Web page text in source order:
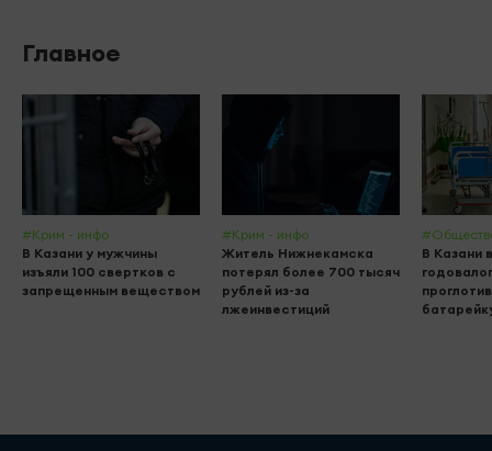
Главное
#Крим - инфо
В Казани у мужчины
изъяли 100 свертков с
запрещенным веществом
#Крим - инфо
Житель Нижнекамска
потерял более 700 тысяч
рублей из-за
лжеинвестиций
В Казани